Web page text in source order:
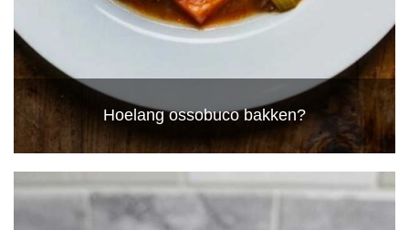
Hoelang ossobuco bakken?